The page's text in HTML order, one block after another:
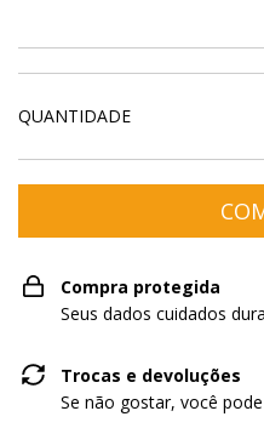
QUANTIDADE
Compra protegida
Seus dados cuidados
Trocas e devoluções
Se não gostar, você